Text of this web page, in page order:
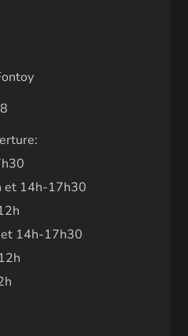
et 14h-17h30
14h-17h30